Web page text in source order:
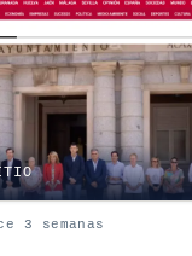
3 semanas